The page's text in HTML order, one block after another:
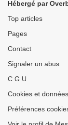
Hébergé par
Top articles
Pages
Contact
Signaler un abus
C.G.U.
Cookies et
Préférences